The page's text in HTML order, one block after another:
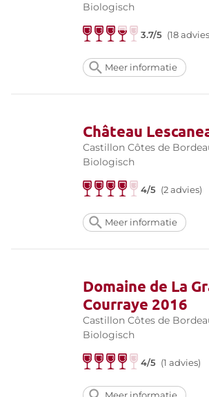
Biologisch
3.7/5 (18
Meer informatie
Château
Castillon Côtes de
Biologisch
4/5 (2 advies)
Meer informatie
Domaine de La
Courraye 2016
Castillon Côtes de
Biologisch
4/5 (1 advies)